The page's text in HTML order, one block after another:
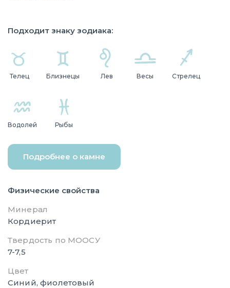
Подходит знаку зодиака:
Телец Близнецы Лев Весы Стрелец
Водолей Рыбы
Подробнее о камне
Физические свойства
Минерал
Кордиерит
Твердость по МООСУ
7-7,5
Цвет
Синий, фиолетовый